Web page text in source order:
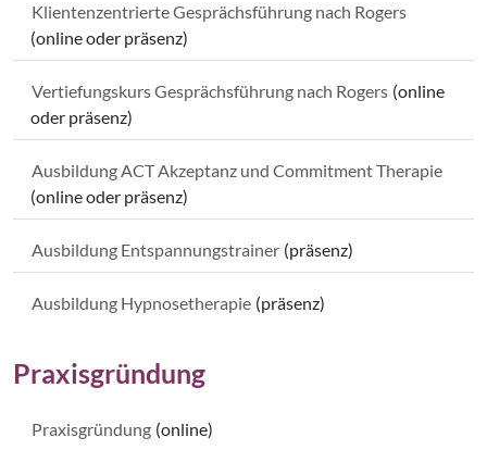
Klientenzentrierte Gesprächsführung nach Rogers
(online oder präsenz)
Vertiefungskurs Gesprächsführung nach Rogers (online
oder präsenz)
Ausbildung ACT Akzeptanz und Commitment Therapie
(online oder präsenz)
Ausbildung Entspannungstrainer (präsenz)
Ausbildung Hypnosetherapie (präsenz)
Praxisgründung
Praxisgründung (online)